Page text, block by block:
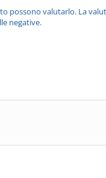
possono valutarlo. La
negative.